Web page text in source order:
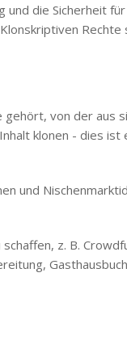
die Sicherheit
Rechte
gehört, von der aus
klonen - dies ist
und
z. B.